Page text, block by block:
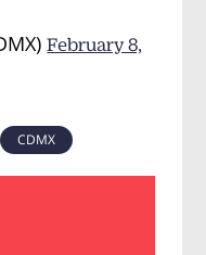
February 8,
CDMX